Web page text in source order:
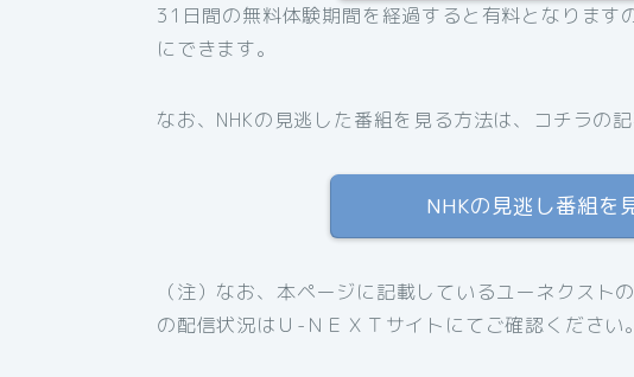
31日間の無料体験期間を経過すると有料となります
にできます。
なお、NHKの見逃した番組を見る方法は、コチラの
NHKの見逃し番組を
（注）なお、本ページに記載しているユーネクス
の配信状況はＵ-ＮＥＸＴサイトにてご確認ください。